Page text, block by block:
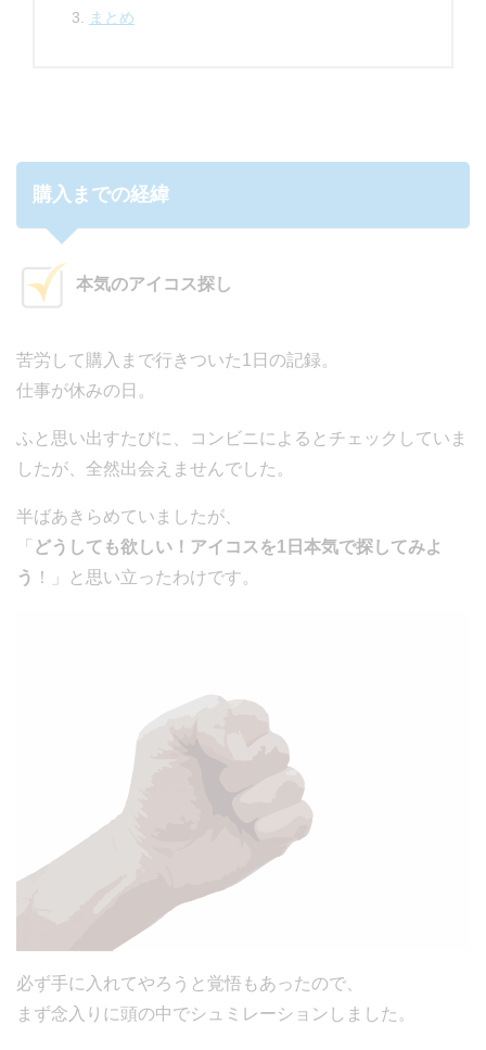
まとめ
購入までの経緯
本気のアイコス探し
苦労して購入まで行きついた1日の記録。
仕事が休みの日。
ふと思い出すたびに、コンビニによるとチェックしていま
したが、全然出会えませんでした。
半ばあきらめていましたが、
「 どうしても欲しい！アイコスを1日本気で探してみよ
う ！」と思い立ったわけです。
必ず手に入れてやろうと覚悟もあったので、
まず念入りに頭の中でシュミレーションしました。